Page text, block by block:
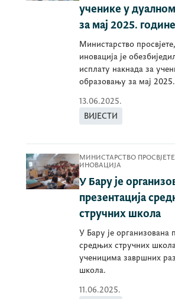
ученике у
за мај 2025. године
Министарство
иновација је
исплату накнада за
образовању за мај
13.06.2025.
ВИЈЕСТИ
МИНИСТАРСТВО
ИНОВАЦИЈА
У Бару је
презентација
стручних школа
У Бару је организована
средњих стручних
ученицима завршних
школа.
11.06.2025.